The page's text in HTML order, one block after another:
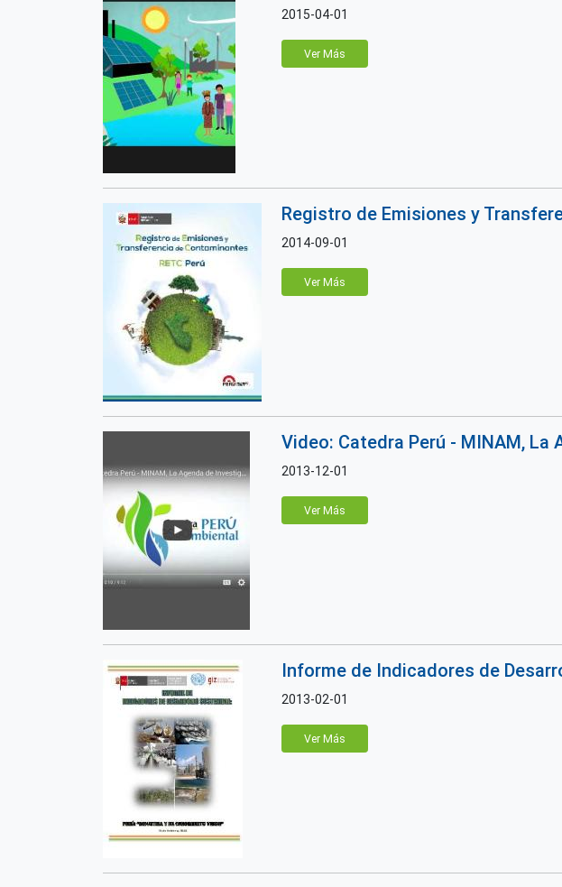
2015-04-01
Ver Más
Registro de Emisiones y
2014-09-01
Ver Más
Video: Catedra Perú - MINAM,
2013-12-01
Ver Más
Informe de Indicadores de
2013-02-01
Ver Más